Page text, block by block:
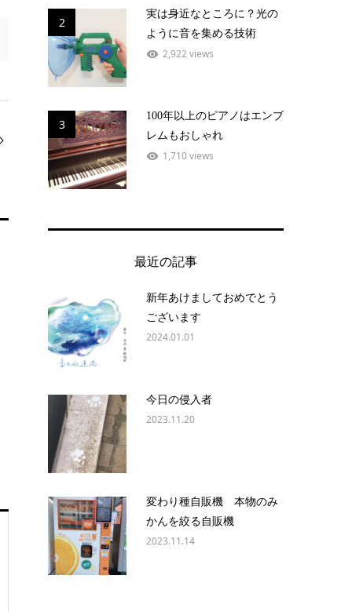
2
実は身近なところに？光の
ように音を集める技術
2,922 views
3
100年以上のピアノはエンブ
レムもおしゃれ
1,710 views
最近の記事
新年あけましておめでとう
ございます
2024.01.01
今日の侵入者
2023.11.20
変わり種自販機 本物のみ
かんを絞る自販機
2023.11.14